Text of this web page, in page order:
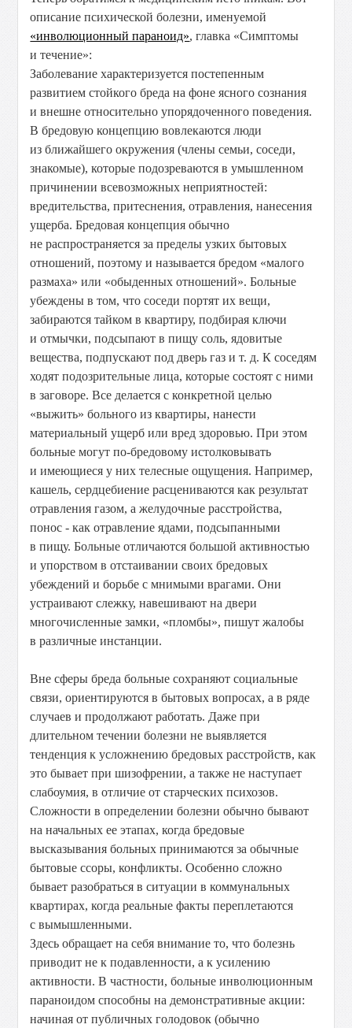
описание психической болезни, именуемой
«инволюционный параноид», главка «Симптомы
и течение»:
Заболевание характеризуется постепенным
развитием стойкого бреда на фоне ясного сознания
и внешне относительно упорядоченного поведения.
В бредовую концепцию вовлекаются люди
из ближайшего окружения (члены семьи, соседи,
знакомые), которые подозреваются в умышленном
причинении всевозможных неприятностей:
вредительства, притеснения, отравления, нанесения
ущерба. Бредовая концепция обычно
не распространяется за пределы узких бытовых
отношений, поэтому и называется бредом «малого
размаха» или «обыденных отношений». Больные
убеждены в том, что соседи портят их вещи,
забираются тайком в квартиру, подбирая ключи
и отмычки, подсыпают в пищу соль, ядовитые
вещества, подпускают под дверь газ и т. д. К соседям
ходят подозрительные лица, которые состоят с ними
в заговоре. Все делается с конкретной целью
«выжить» больного из квартиры, нанести
материальный ущерб или вред здоровью. При этом
больные могут по-бредовому истолковывать
и имеющиеся у них телесные ощущения. Например,
кашель, сердцебиение расцениваются как результат
отравления газом, а желудочные расстройства,
понос - как отравление ядами, подсыпанными
в пищу. Больные отличаются большой активностью
и упорством в отстаивании своих бредовых
убеждений и борьбе с мнимыми врагами. Они
устраивают слежку, навешивают на двери
многочисленные замки, «пломбы», пишут жалобы
в различные инстанции.
Вне сферы бреда больные сохраняют социальные
связи, ориентируются в бытовых вопросах, а в ряде
случаев и продолжают работать. Даже при
длительном течении болезни не выявляется
тенденция к усложнению бредовых расстройств, как
это бывает при шизофрении, а также не наступает
слабоумия, в отличие от старческих психозов.
Сложности в определении болезни обычно бывают
на начальных ее этапах, когда бредовые
высказывания больных принимаются за обычные
бытовые ссоры, конфликты. Особенно сложно
бывает разобраться в ситуации в коммунальных
квартирах, когда реальные факты переплетаются
с вымышленными.
Здесь обращает на себя внимание то, что болезнь
приводит не к подавленности, а к усилению
активности. В частности, больные инволюционным
параноидом способны на демонстративные акции:
начиная от публичных голодовок (обычно